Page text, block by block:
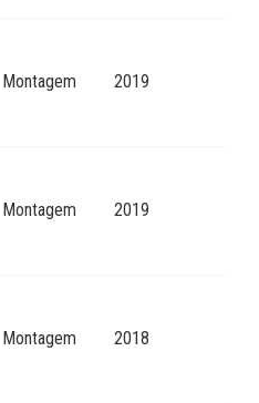
Montagem 2019
Montagem 2019
Montagem 2018